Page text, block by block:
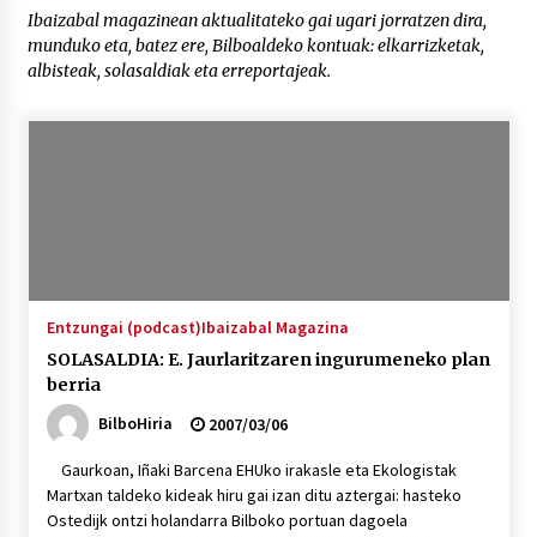
“Hiztegi bat” Gorka Urbizuk idatzitako letren
hiztegia
2026/07/16
Gaur abitua da Bilbao bbk live jaialdia
2026/07/09
Ibaizabal magazinean aktualitateko gai ugari jorratzen dira,
munduko eta, batez ere, Bilboaldeko kontuak: elkarrizketak,
albisteak, solasaldiak eta erreportajeak.
Entzungai (podcast)Ibaizabal Magazina
SOLASALDIA: E. Jaurlaritzaren ingurumeneko plan
berria
BilboHiria
2007/03/06
Gaurkoan, Iñaki Barcena EHUko irakasle eta Ekologistak
Martxan taldeko kideak hiru gai izan ditu aztergai: hasteko
Ostedijk ontzi holandarra Bilboko portuan dagoela